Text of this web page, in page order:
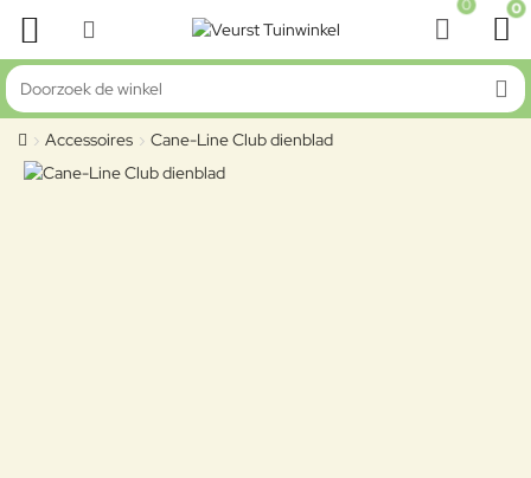
0 0
Doorzoek de winkel
home
Accessoires Cane-Line Club dienblad